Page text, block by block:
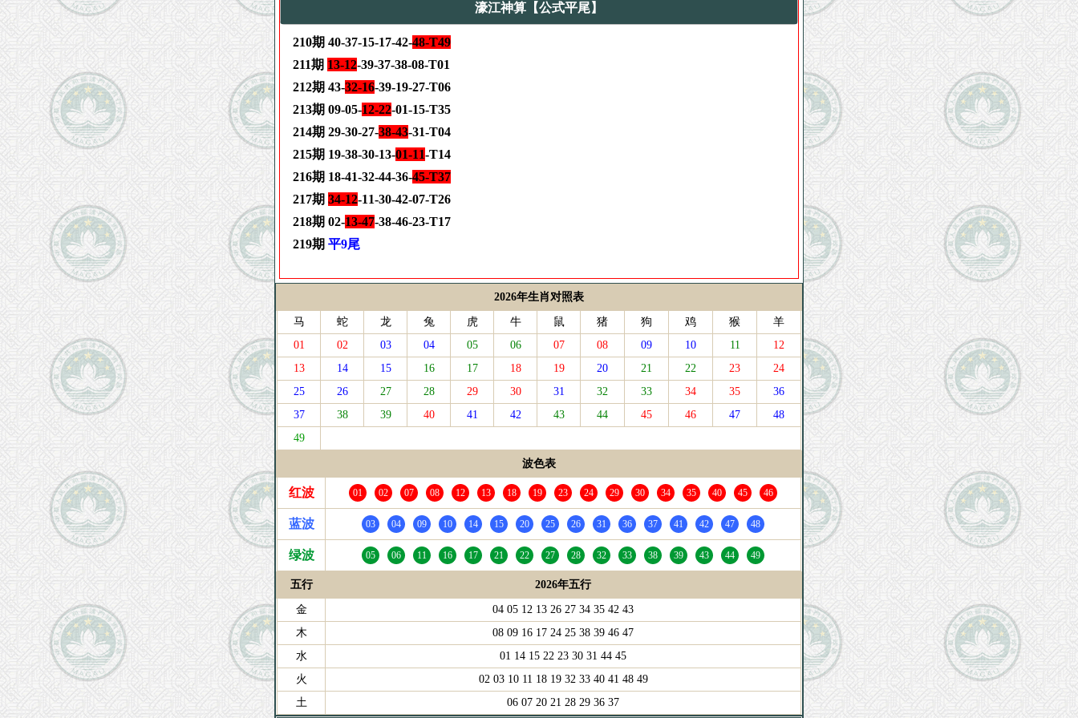
濠江神算【公式平尾】
210期 40-37-15-17-42-48-T49
211期 13-12-39-37-38-08-T01
212期 43-32-16-39-19-27-T06
213期 09-05-12-22-01-15-T35
214期 29-30-27-38-43-31-T04
215期 19-38-30-13-01-11-T14
216期 18-41-32-44-36-45-T37
217期 34-12-11-30-42-07-T26
218期 02-13-47-38-46-23-T17
219期 平9尾
2026年生肖对照表
马 蛇 龙 兔 虎 牛 鼠 猪 狗 鸡 猴
羊
01
02 03 04 05 06 07 08 09 10 11
12
13
14 15 16 17 18 19 20 21 22 23
24
25
26 27 28 29 30 31 32 33 34 35
36
37
38 39 40 41 42 43 44 45 46 47
48
49
波色表
红波 01 02 07 08 12 13 18 19 23 24 29 30 34 35 40 45 46
蓝波 03 04 09 10 14 15 20 25 26 31 36 37 41 42 47 48
绿波 05 06 11 16 17 21 22 27 28 32 33 38 39 43 44 49
五行 2026年五行
金
04 05 12 13 26 27 34 35 42 43
木
08 09 16 17 24 25 38 39 46 47
水
01 14 15 22 23 30 31 44 45
火
02 03 10 11 18 19 32 33 40 41 48 49
土
06 07 20 21 28 29 36 37